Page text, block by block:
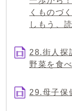
くものづ
しもう、
28.街人探
野菜を食
29.母子保